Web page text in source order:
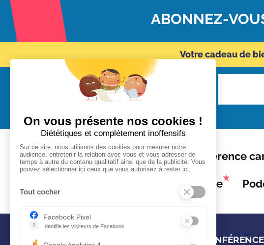
ABONNEZ-
Votre cadeau de
Audace Bonheur Cohérence
Optimisme